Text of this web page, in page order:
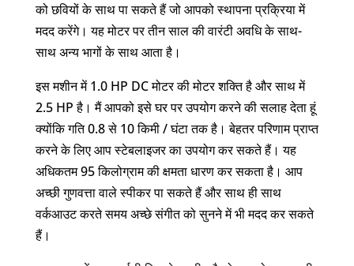
को छवियों के साथ पा सकते हैं जो आपको स्थापना प्रक्रिया में
मदद करेंगे। यह मोटर पर तीन साल की वारंटी अवधि के साथ-
साथ अन्य भागों के साथ आता है।
इस मशीन में 1.0 HP DC मोटर की मोटर शक्ति है और साथ में
2.5 HP है। मैं आपको इसे घर पर उपयोग करने की सलाह देता हूं
क्योंकि गति 0.8 से 10 किमी / घंटा तक है। बेहतर परिणाम प्राप्त
करने के लिए आप स्टेबलाइजर का उपयोग कर सकते हैं। यह
अधिकतम 95 किलोग्राम की क्षमता धारण कर सकता है। आप
अच्छी गुणवत्ता वाले स्पीकर पा सकते हैं और साथ ही साथ
वर्कआउट करते समय अच्छे संगीत को सुनने में भी मदद कर सकते
हैं।